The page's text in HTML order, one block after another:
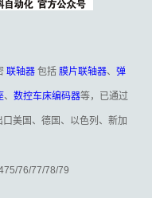
联轴器 包括膜片联轴器、弹
、数控车床编码器等，已通过
美国、德国、以色列、新加
76/77/78/79